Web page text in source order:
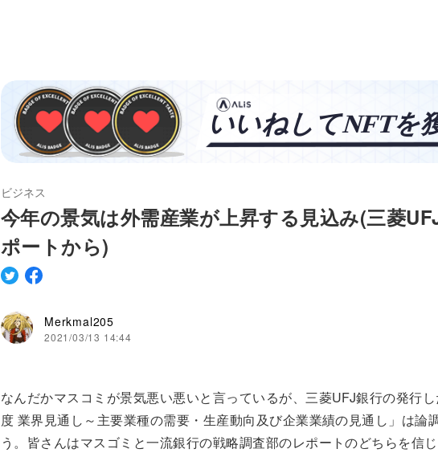
ビジネス
今年の景気は外需産業が上昇する見込み(三菱
ポートから)
Merkmal205
2021/03/13 14:44
なんだかマスコミが景気悪い悪いと言っているが、三菱UFJ銀行の発行
度 業界見通し～主要業種の需要・生産動向及び企業業績の見通し」は論
う。皆さんはマスゴミと一流銀行の戦略調査部のレポートのどちらを信